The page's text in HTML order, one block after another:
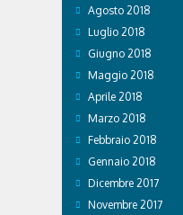
Agosto 2018
Luglio 2018
Giugno 2018
Maggio 2018
Aprile 2018
Marzo 2018
Febbraio 2018
Gennaio 2018
Dicembre 2017
Novembre 2017